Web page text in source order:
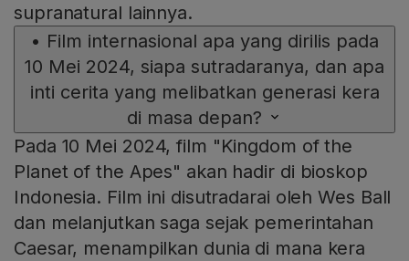
supranatural lainnya.
• Film internasional apa yang dirilis pada
10 Mei 2024, siapa sutradaranya, dan apa
inti cerita yang melibatkan generasi kera
di masa depan?
Pada 10 Mei 2024, film "Kingdom of the
Planet of the Apes" akan hadir di bioskop
Indonesia. Film ini disutradarai oleh Wes Ball
dan melanjutkan saga sejak pemerintahan
Caesar, menampilkan dunia di mana kera